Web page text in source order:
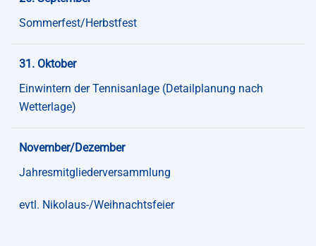
Sommerfest/Herbstfest
31. Oktober
Einwintern der Tennisanlage (Detailplanung nach
Wetterlage)
November/Dezember
Jahresmitgliederversammlung
evtl. Nikolaus-/Weihnachtsfeier